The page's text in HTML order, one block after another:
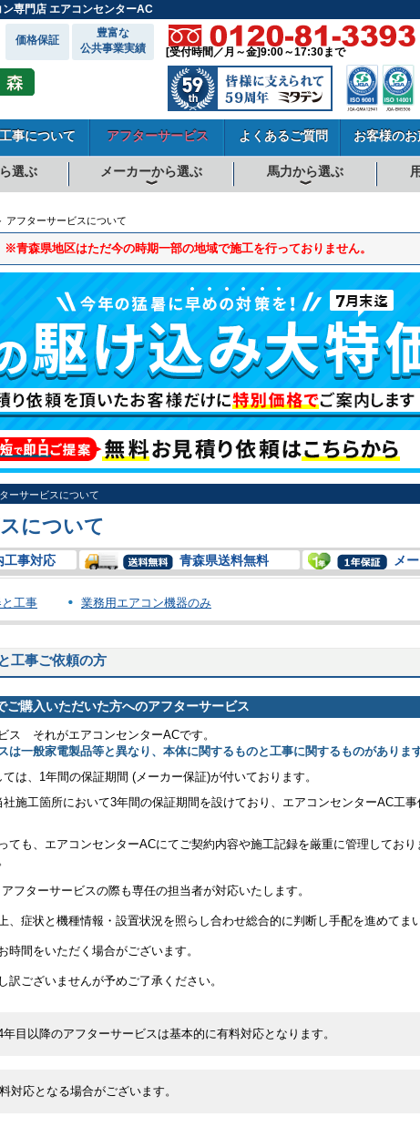
専門店 エアコンセンターAC
価格保証
豊富な
公共事業実績
[受付時間／月～金]9:00～17:30まで
工事について アフターサービス よくあるご質問 お客様のお
選ぶ メーカーから選ぶ 馬力から選ぶ
アフターサービスについて
※青森県地区はただ今の時期一部の地域で施工を行っておりません。
ーサービスについて
について
工事対応 青森県送料無料 メ
工事 業務用エアコン機器のみ
工事ご依頼の方
購入いただいた方へのアフターサービス
ス それがエアコンセンターACです。
は一般家電製品等と異なり、本体に関するものと工事に関するものがあります
は、1年間の保証期間 (メーカー保証)が付いております。
施工箇所において3年間の保証期間を設けており、エアコンセンターAC工
ても、エアコンセンターACにてご契約内容や施工記録を厳重に管理しており
フターサービスの際も専任の担当者が対応いたします。
、症状と機種情報・設置状況を照らし合わせ総合的に判断し手配を進めてま
時間をいただく場合がございます。
訳ございませんが予めご了承ください。
目以降のアフターサービスは基本的に有料対応となります。
対応となる場合がございます。